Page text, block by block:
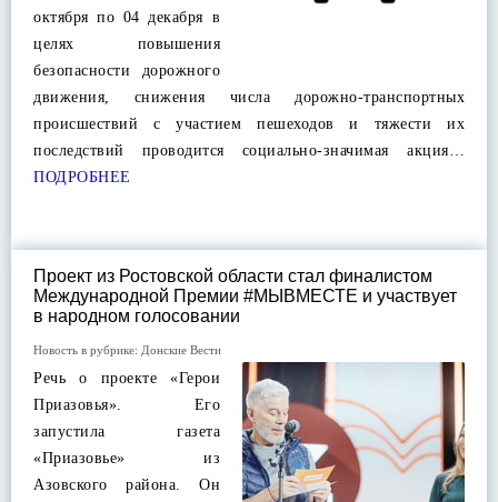
октября по 04 декабря в
целях повышения
безопасности дорожного
движения, снижения числа дорожно-транспортных
происшествий с участием пешеходов и тяжести их
последствий проводится социально-значимая акция…
ПОДРОБНЕЕ
Проект из Ростовской области стал финалистом
Международной Премии #МЫВМЕСТЕ и участвует
в народном голосовании
Новость в рубрике: Донские Вести
Речь о проекте «Герои
Приазовья». Его
запустила газета
«Приазовье» из
Азовского района. Он